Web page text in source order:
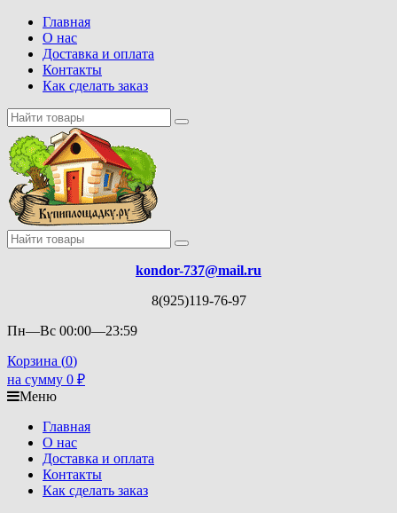
Главная
О нас
Доставка и оплата
Контакты
Как сделать заказ
kondor-737@mail.ru
8(925)119-76-97
Пн—Вс 00:00—23:59
Корзина (0)
на сумму 0 ₽
Меню
Главная
О нас
Доставка и оплата
Контакты
Как сделать заказ